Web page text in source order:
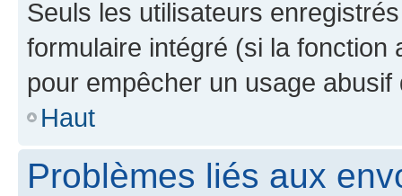
Seuls les utilisateurs
formulaire intégré (si la fonction
pour empêcher un usage
Haut
Problèmes liés aux